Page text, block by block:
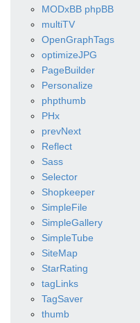
MODxBB phpBB
multiTV
OpenGraphTags
optimizeJPG
PageBuilder
Personalize
phpthumb
PHx
prevNext
Reflect
Sass
Selector
Shopkeeper
SimpleFile
SimpleGallery
SimpleTube
SiteMap
StarRating
tagLinks
TagSaver
thumb